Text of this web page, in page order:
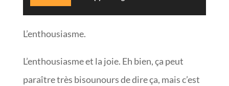
L’enthousiasme.
L’enthousiasme et la joie. Eh bien, ça peut
paraître très bisounours de dire ça, mais c’est